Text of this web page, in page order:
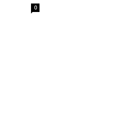
0